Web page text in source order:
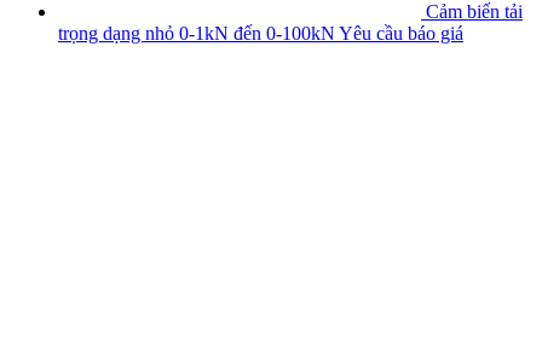
Cảm biến tải
trọng dạng nhỏ 0-1kN đến 0-100kN Yêu cầu báo giá